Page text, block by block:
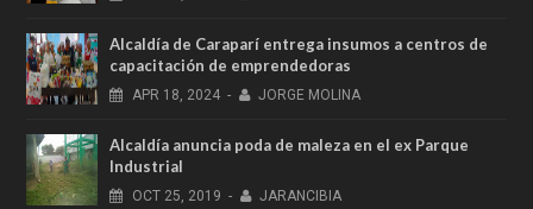
Alcaldía de Caraparí entrega insumos a centros de
capacitación de emprendedoras
APR 18, 2024 - JORGE MOLINA
Alcaldía anuncia poda de maleza en el ex Parque
Industrial
OCT 25, 2019 - JARANCIBIA